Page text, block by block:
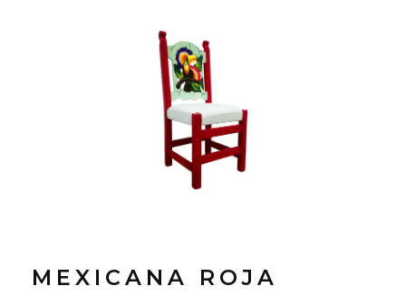
MEXICANA ROJA